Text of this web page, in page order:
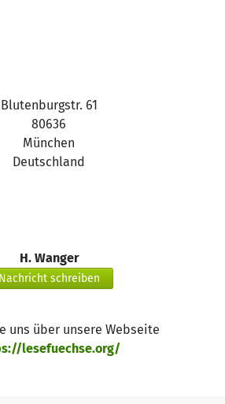
Blutenburgstr. 61
80636
München
Deutschland
H. Wanger
Nachricht schreiben
uns über unsere Webseite
lesefuechse.org/